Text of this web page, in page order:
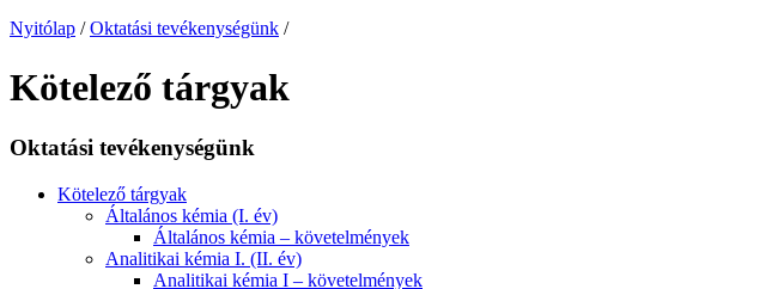
Nyitólap / Oktatási tevékenységünk /
Kötelező tárgyak
Oktatási tevékenységünk
Kötelező tárgyak
Általános kémia (I. év)
Általános kémia – követelmények
Analitikai kémia I. (II. év)
Analitikai kémia I – követelmények